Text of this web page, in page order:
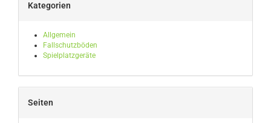
Kategorien
Allgemein
Fallschutzböden
Spielplatzgeräte
Seiten